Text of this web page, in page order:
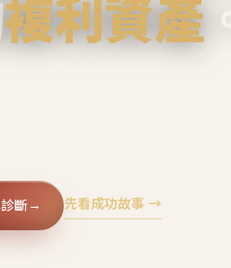
複利資產
斷→ 先看成功故事 →